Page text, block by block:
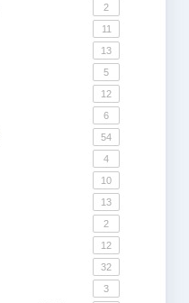
2
11
13
5
12
6
54
4
10
13
2
12
32
3